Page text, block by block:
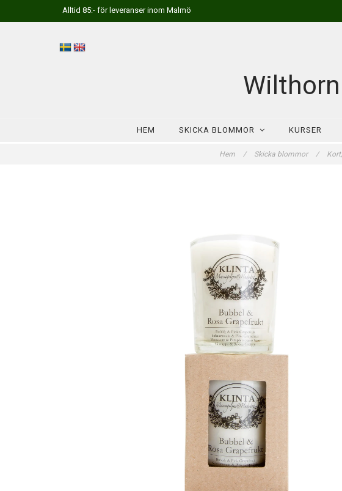
Alltid 85:- för leveranser inom Malmö
HEM SKICKA BLOMMOR KURSER
Hem / Skicka blommor /